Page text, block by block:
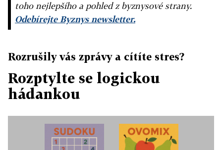
toho nejlepšího a pohled z byznysové strany.
Odebírejte Byznys newsletter.
Rozrušily vás zprávy a cítíte stres?
Rozptylte se logickou
hádankou